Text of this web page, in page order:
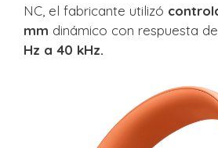
NC, el fabricante utilizó
mm dinámico con respuesta
Hz a 40 kHz.